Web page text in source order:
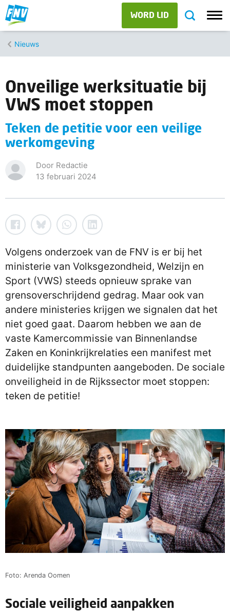
WORD LID
Nieuws
Onveilige werksituatie bij
VWS moet stoppen
Teken de petitie voor een veilige
werkomgeving
Door Redactie
13 februari 2024
Volgens onderzoek van de FNV is er bij het
ministerie van Volksgezondheid, Welzijn en
Sport (VWS) steeds opnieuw sprake van
grensoverschrijdend gedrag. Maar ook van
andere ministeries krijgen we signalen dat het
niet goed gaat. Daarom hebben we aan de
vaste Kamercommissie van Binnenlandse
Zaken en Koninkrijkrelaties een manifest met
duidelijke standpunten aangeboden. De sociale
onveiligheid in de Rijkssector moet stoppen:
teken de petitie!
Foto: Arenda Oomen
Sociale veiligheid aanpakken